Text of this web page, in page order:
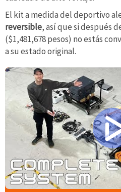
El kit a medida del deportivo
reversible, así que si después
($1,481,678 pesos) no estás
a su estado original.